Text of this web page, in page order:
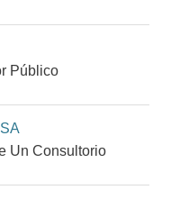
Público
Un Consultorio